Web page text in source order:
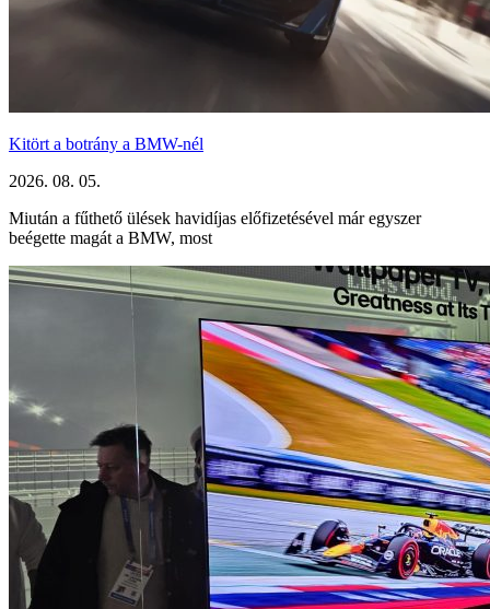
Kitört a botrány a BMW-nél
2026. 08. 05.
Miután a fűthető ülések havidíjas előfizetésével már egyszer
beégette magát a BMW, most